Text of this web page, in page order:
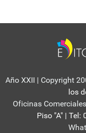
Año XXII | Copyright
los
Oficinas
Piso "A" |